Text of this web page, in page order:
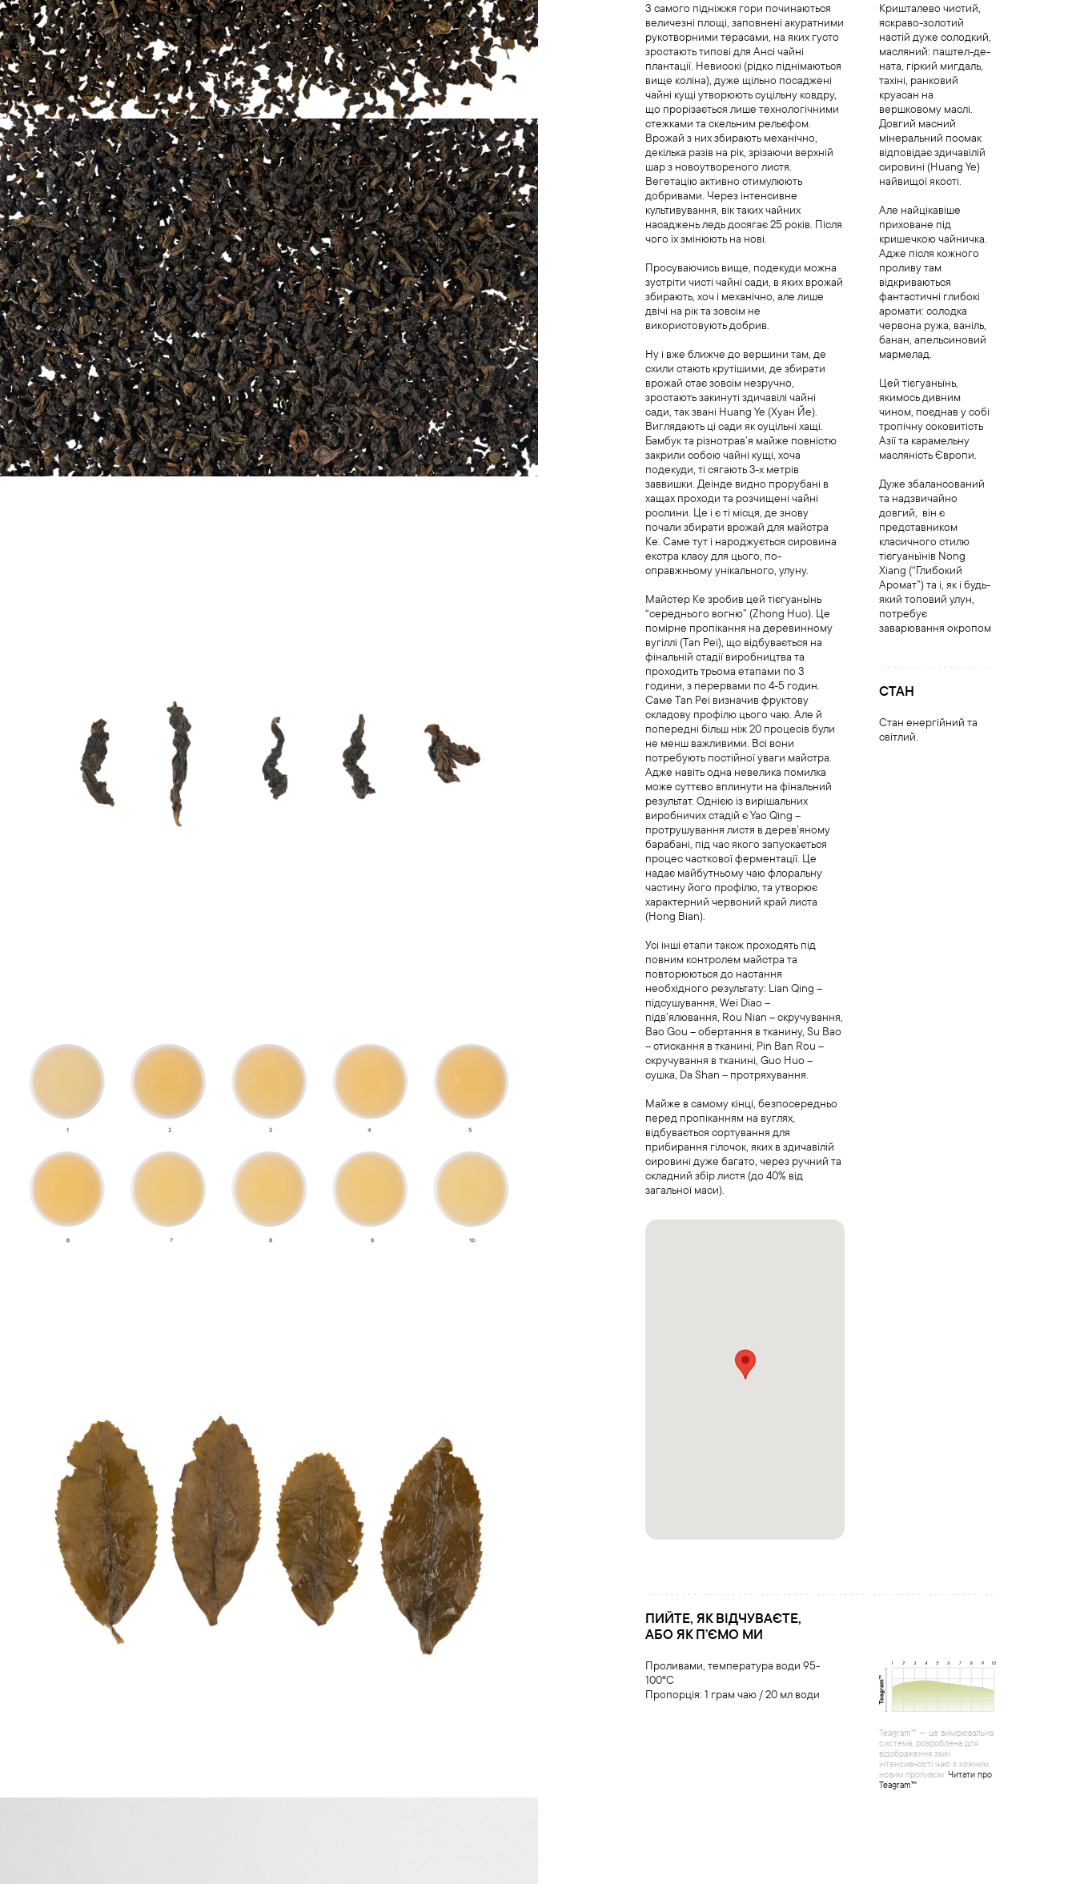
З самого підніжжя гори починаються
величезні площі, заповнені акуратними
рукотворними терасами, на яких густо
зростають типові для Ансі чайні
плантації. Невисокі (рідко піднімаються
вище коліна), дуже щільно посаджені
чайні кущі утворюють суцільну ковдру,
що прорізається лише технологічними
стежками та скельним рельєфом.
Врожай з них збирають механічно,
декілька разів на рік, зрізаючи верхній
шар з новоутвореного листя.
Вегетацію активно стимулюють
добривами. Через інтенсивне
культивування, вік таких чайних
насаджень ледь досягає 25 років. Після
чого їх змінюють на нові.
Просуваючись вище, подекуди можна
зустріти чисті чайні сади, в яких врожай
збирають, хоч і механічно, але лише
двічі на рік та зовсім не
використовують добрив.
Ну і вже ближче до вершини там, де
схили стають крутішими, де збирати
врожай стає зовсім незручно,
зростають закинуті здичавілі чайні
сади, так звані Huang Ye (Хуан Йе).
Виглядають ці сади як суцільні хащі.
Бамбук та різнотрав’я майже повністю
закрили собою чайні кущі, хоча
подекуди, ті сягають 3-х метрів
заввишки. Деінде видно прорубані в
хащах проходи та розчищені чайні
рослини. Це і є ті місця, де знову
почали збирати врожай для майстра
Ке. Саме тут і народжується сировина
екстра класу для цього, по-
справжньому унікального, улуну.
Майстер Ке зробив цей тієгуаньїнь
“середнього вогню” (Zhong Huo). Це
помірне пропікання на деревинному
вугіллі (Tan Pei), що відбувається на
фінальній стадії виробництва та
проходить трьома етапами по 3
години, з перервами по 4-5 годин.
Саме Tan Pei визначив фруктову
складову профілю цього чаю. Але й
попередні більш ніж 20 процесів були
не менш важливими. Всі вони
потребують постійної уваги майстра.
Адже навіть одна невелика помилка
може суттєво вплинути на фінальний
результат. Однією із вирішальних
виробничих стадій є Yao Qing –
протрушування листя в дерев’яному
барабані, під час якого запускається
процес часткової ферментації. Це
надає майбутньому чаю флоральну
частину його профілю, та утворює
характерний червоний край листа
(Hong Bian).
Усі інші етапи також проходять під
повним контролем майстра та
повторюються до настання
необхідного результату: Lian Qing –
підсушування, Wei Diao –
підв’ялювання, Rou Nian – скручування,
Bao Gou – обертання в тканину, Su Bao
– стискання в тканині, Pin Ban Rou –
скручування в тканині, Guo Huo –
сушка, Da Shan – протряхування.
Майже в самому кінці, безпосередньо
перед пропіканням на вуглях,
відбувається сортування для
прибирання гілочок, яких в здичавілій
сировині дуже багато, через ручний та
складний збір листя (до 40% від
загальної маси).
Кришталево чистий,
яскраво-золотий
настій дуже солодкий,
масляний: паштел-де-
ната, гіркий мигдаль,
тахіні, ранковий
круасан на
вершковому маслі.
Довгий масний
мінеральний посмак
відповідає здичавілій
сировині (Huang Ye)
найвищої якості.
Але найцікавіше
приховане під
кришечкою чайничка.
Адже після кожного
проливу там
відкриваються
фантастичні глибокі
аромати: солодка
червона ружа, ваніль,
банан, апельсиновий
мармелад.
Цей тієгуаньїнь,
якимось дивним
чином, поєднав у собі
тропічну соковитість
Азії та карамельну
масляність Європи.
Дуже збалансований
та надзвичайно
довгий, він є
представником
класичного стилю
тієгуаньїнів Nong
Xiang (“Глибокий
Аромат”) та і, як і будь-
який топовий улун,
потребує
заварювання окропом
СТАН
Стан енергійний та
світлий.
ПИЙТЕ, ЯК ВІДЧУВАЄТЕ,
АБО ЯК ПʼЄМО МИ
Проливами, температура води 95-
100°С
Пропорція: 1 грам чаю / 20 мл води
Teagram™ — це вимірювальна
система, розроблена для
відображення змін
інтенсивності чаю з кожним
новим проливом.Читати про
Teagram™